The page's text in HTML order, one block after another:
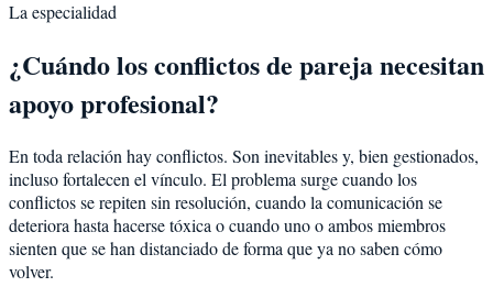
La especialidad
¿Cuándo los conflictos de pareja necesitan
apoyo profesional?
En toda relación hay conflictos. Son inevitables y, bien gestionados,
incluso fortalecen el vínculo. El problema surge cuando los
conflictos se repiten sin resolución, cuando la comunicación se
deteriora hasta hacerse tóxica o cuando uno o ambos miembros
sienten que se han distanciado de forma que ya no saben cómo
volver.